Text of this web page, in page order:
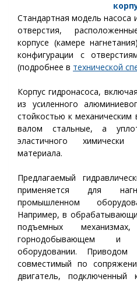
Стандартная модель
отверстия,
корпусе (камере
конфигурации с
(подробнее в технической
Корпус гидронасоса,
из усиленного
стойкостью к
валом стальные, а
эластичного химически
материала.
Предлагаемый
применяется для
промышленном
Например, в
подъемных механизмах,
горнодобывающем и
оборудовании.
совместимый по
двигатель,